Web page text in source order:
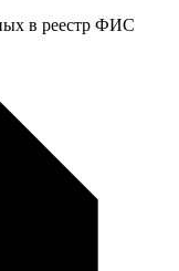
в реестр ФИС